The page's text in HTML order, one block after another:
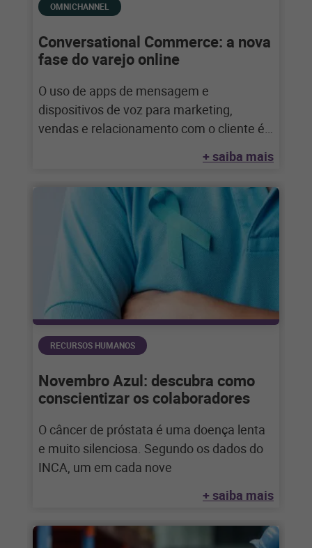
OMNICHANNEL
Conversational Commerce: a nova
fase do varejo online
O uso de apps de mensagem e
dispositivos de voz para marketing,
vendas e relacionamento com o cliente é
+ saiba mais
RECURSOS HUMANOS
Novembro Azul: descubra como
conscientizar os colaboradores
O câncer de próstata é uma doença lenta
e muito silenciosa. Segundo os dados do
INCA, um em cada nove
+ saiba mais